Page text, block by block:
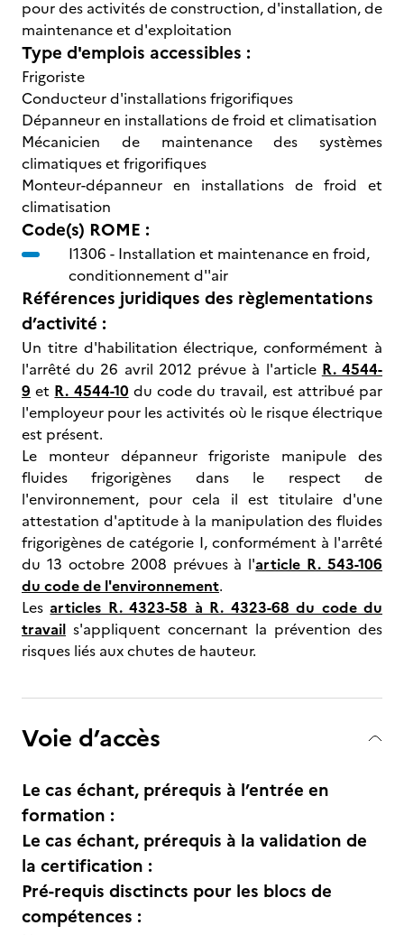
pour des activités de construction, d'installation, de
maintenance et d'exploitation
Type d'emplois accessibles :
Frigoriste
Conducteur d'installations frigorifiques
Dépanneur en installations de froid et climatisation
Mécanicien de maintenance des systèmes
climatiques et frigorifiques
Monteur-dépanneur en installations de froid et
climatisation
Code(s) ROME :
I1306 - Installation et maintenance en froid,
conditionnement d''air
Références juridiques des règlementations
d’activité :
Un titre d'habilitation électrique, conformément à
l'arrêté du 26 avril 2012 prévue à l'article R. 4544-
9 et R. 4544-10 du code du travail, est attribué par
l'employeur pour les activités où le risque électrique
est présent.
Le monteur dépanneur frigoriste manipule des
fluides frigorigènes dans le respect de
l'environnement, pour cela il est titulaire d'une
attestation d'aptitude à la manipulation des fluides
frigorigènes de catégorie I, conformément à l'arrêté
du 13 octobre 2008 prévues à l'article R. 543-106
du code de l'environnement.
Lesarticles R. 4323-58 à R. 4323-68 du code du
travail s'appliquent concernant la prévention des
risques liés aux chutes de hauteur.
Voie d’accès
Le cas échant, prérequis à l’entrée en
formation :
Le cas échant, prérequis à la validation de
la certification :
Pré-requis disctincts pour les blocs de
compétences :